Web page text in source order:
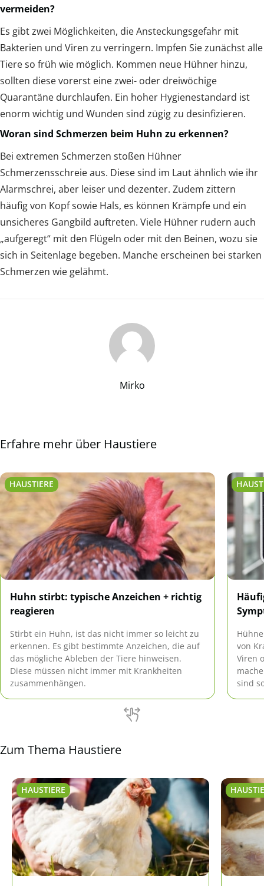
vermeiden?
Es gibt zwei Möglichkeiten, die Ansteckungsgefahr mit
Bakterien und Viren zu verringern. Impfen Sie zunächst alle
Tiere so früh wie möglich. Kommen neue Hühner hinzu,
sollten diese vorerst eine zwei- oder dreiwöchige
Quarantäne durchlaufen. Ein hoher Hygienestandard ist
enorm wichtig und Wunden sind zügig zu desinfizieren.
Woran sind Schmerzen beim Huhn zu erkennen?
Bei extremen Schmerzen stoßen Hühner
Schmerzensschreie aus. Diese sind im Laut ähnlich wie ihr
Alarmschrei, aber leiser und dezenter. Zudem zittern
häufig von Kopf sowie Hals, es können Krämpfe und ein
unsicheres Gangbild auftreten. Viele Hühner rudern auch
„aufgeregt“ mit den Flügeln oder mit den Beinen, wozu sie
sich in Seitenlage begeben. Manche erscheinen bei starken
Schmerzen wie gelähmt.
Mirko
Erfahre mehr über Haustiere
HAUSTIERE
Huhn stirbt: typische Anzeichen + richtig
reagieren
Stirbt ein Huhn, ist das nicht immer so leicht zu
erkennen. Es gibt bestimmte Anzeichen, die auf
das mögliche Ableben der Tiere hinweisen.
Diese müssen nicht immer mit Krankheiten
zusammenhängen.
von
Viren
sind
Zum Thema Haustiere
HAUSTIERE